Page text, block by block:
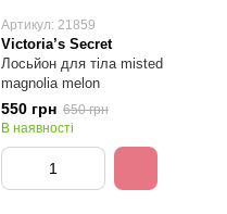
Артикул: 21859
Victoria’s Secret
Лосьйон для тіла misted
magnolia melon
550 грн 650 грн
В наявності